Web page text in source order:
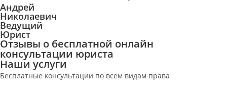
Андрей
Николаевич
Ведущий
Юрист
Отзывы о бесплатной онлайн
консультации юриста
Наши услуги
Бесплатные консультации по всем видам права